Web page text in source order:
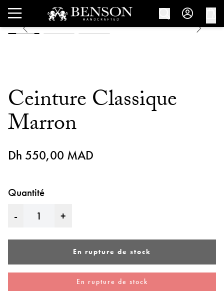
Ceinture Classique
Marron
Dh 550,00 MAD
Quantité
-
+
En rupture de stock
En rupture de stock